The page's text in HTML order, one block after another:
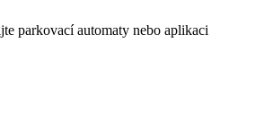
parkovací automaty nebo aplikaci